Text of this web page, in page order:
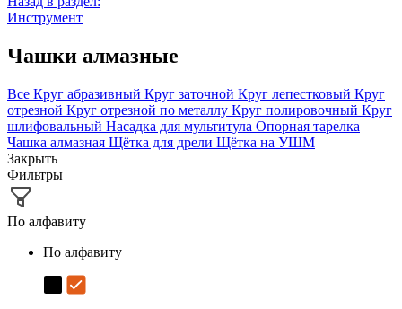
Инструмент
Чашки алмазные
Все Круг абразивный Круг заточной Круг лепестковый Круг
отрезной Круг отрезной по металлу Круг полировочный Круг
шлифовальный Насадка для мультитула Опорная тарелка
Чашка алмазная Щётка для дрели Щётка на УШМ
Закрыть
Фильтры
По алфавиту
По алфавиту